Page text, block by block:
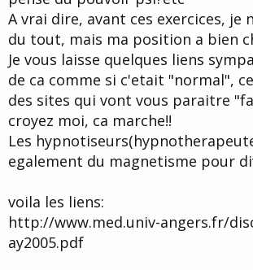
A vrai dire, avant ces exercices, je
du tout, mais ma position a bien
Je vous laisse quelques liens
de ca comme si c'etait "normal",
des sites qui vont vous paraitre
croyez moi, ca marche!!
Les
egalement du magnetisme pour
voila les liens:
http://www.med.univ-angers.fr/
ay2005.pdf